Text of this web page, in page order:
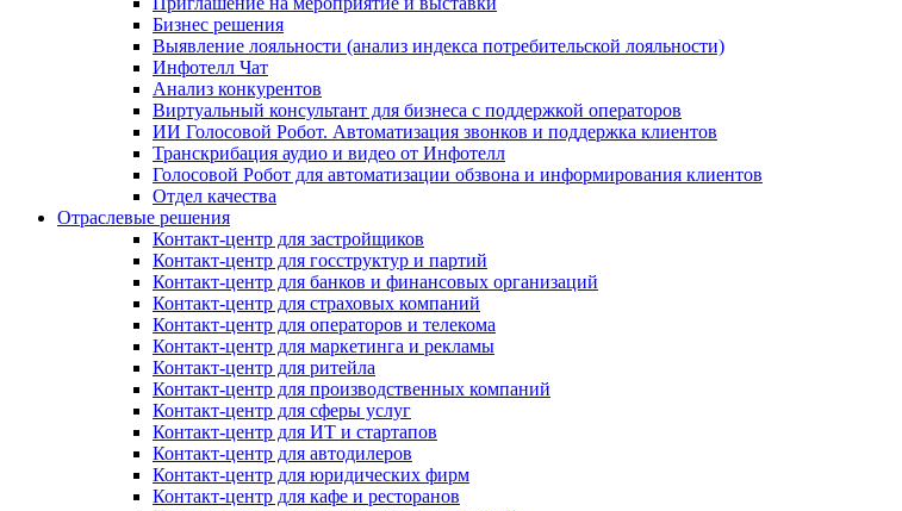
Бизнес решения
Выявление лояльности (анализ индекса потребительской лояльности)
Инфотелл Чат
Анализ конкурентов
Виртуальный консультант для бизнеса с поддержкой операторов
ИИ Голосовой Робот. Автоматизация звонков и поддержка клиентов
Транскрибация аудио и видео от Инфотелл
Голосовой Робот для автоматизации обзвона и информирования клиентов
Отдел качества
Отраслевые решения
Контакт-центр для застройщиков
Контакт-центр для госструктур и партий
Контакт-центр для банков и финансовых организаций
Контакт-центр для страховых компаний
Контакт-центр для операторов и телекома
Контакт-центр для маркетинга и рекламы
Контакт-центр для ритейла
Контакт-центр для производственных компаний
Контакт-центр для сферы услуг
Контакт-центр для ИТ и стартапов
Контакт-центр для автодилеров
Контакт-центр для юридических фирм
Контакт-центр для кафе и ресторанов